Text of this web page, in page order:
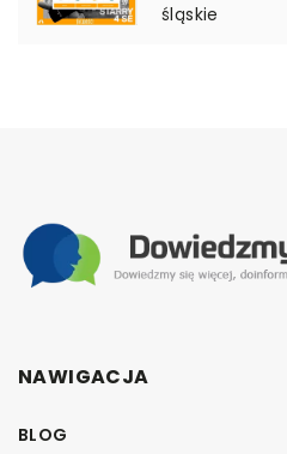
śląskie
NAWIGACJA
BLOG